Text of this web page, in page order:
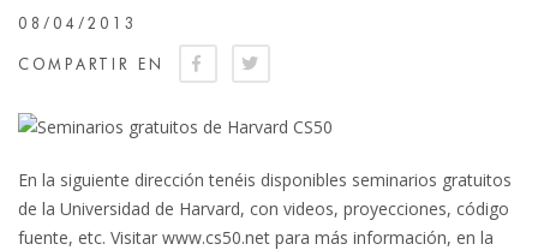
08/04/2013
COMPARTIR EN
En la siguiente dirección tenéis disponibles seminarios gratuitos
de la Universidad de Harvard, con videos, proyecciones, código
fuente, etc. Visitar www.cs50.net para más información, en la